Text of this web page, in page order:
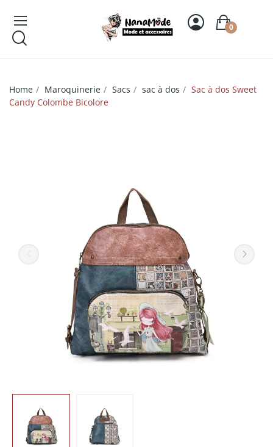
0
Home Maroquinerie Sacs sac à dos
Sac à dos Sweet
Candy Colombe Bicolore